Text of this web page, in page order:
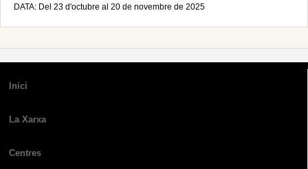
DATA: Del 23 d'octubre al 20 de novembre de 2025
Inici
La Xarxa
Centres